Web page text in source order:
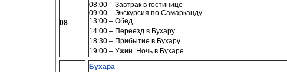
08
08:00 – Завтрак в гостинице
09:00 – Экскурсия по Самарканду
13:00 – Обед
14:00 – Переезд в Бухару
18:30 – Прибытие в Бухару
19:00 – Ужин. Ночь в Бухаре
Бухара